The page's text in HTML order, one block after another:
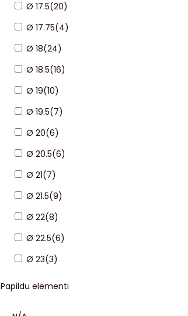
Ø 17.5(20)
Ø 17.75(4)
Ø 18(24)
Ø 18.5(16)
Ø 19(10)
Ø 19.5(7)
Ø 20(6)
Ø 20.5(6)
Ø 21(7)
Ø 21.5(9)
Ø 22(8)
Ø 22.5(6)
Ø 23(3)
Papildu elementi